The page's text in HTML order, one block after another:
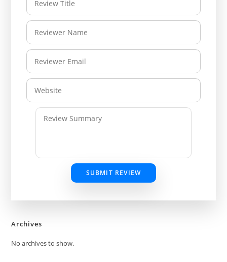
SUBMIT REVIEW
Archives
No archives to show.